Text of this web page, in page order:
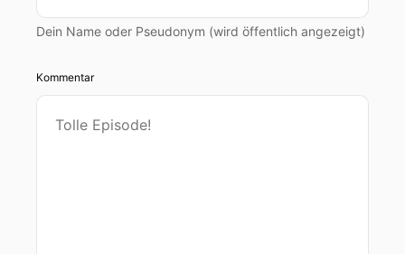
Dein Name oder Pseudonym (wird öffentlich angezeigt)
Kommentar